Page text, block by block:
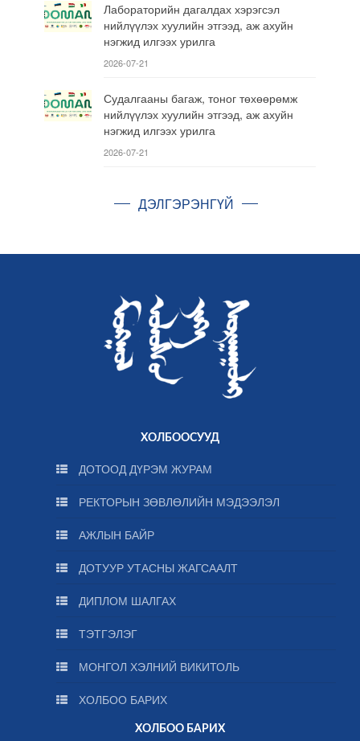
Лабораторийн дагалдах хэрэгсэл
нийлүүлэх хуулийн этгээд, аж ахуйн
нэгжид илгээх урилга
2026-07-21
Судалгааны багаж, тоног төхөөрөмж
нийлүүлэх хуулийн этгээд, аж ахуйн
нэгжид илгээх урилга
2026-07-21
ДЭЛГЭРЭНГҮЙ
ХОЛБООСУУД
ДОТООД ДҮРЭМ ЖУРАМ
РЕКТОРЫН ЗӨВЛӨЛИЙН МЭДЭЭЛЭЛ
АЖЛЫН БАЙР
ДОТУУР УТАСНЫ ЖАГСААЛТ
ДИПЛОМ ШАЛГАХ
ТЭТГЭЛЭГ
МОНГОЛ ХЭЛНИЙ ВИКИТОЛЬ
ХОЛБОО БАРИХ
ХОЛБОО БАРИХ